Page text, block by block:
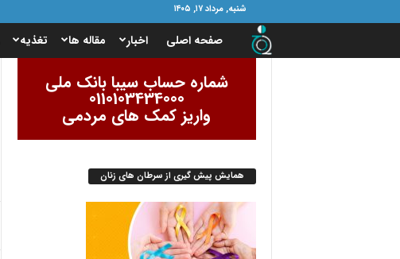
شنبه, مرداد ۱۷, ۱۴۰۵
ا
د
م
صفحه اصلی اخبار مقاله ها تغذیه
شماره حساب سیبا بانک ملی
0110103434000
واریز کمک های مردمی
همایش پیش گیری از سرطان های زنان